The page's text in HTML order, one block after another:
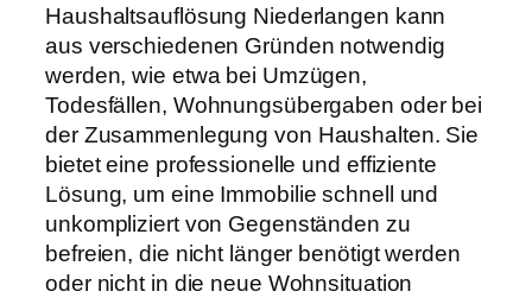
Haushaltsauflösung Niederlangen kann
aus verschiedenen Gründen notwendig
werden, wie etwa bei Umzügen,
Todesfällen, Wohnungsübergaben oder bei
der Zusammenlegung von Haushalten. Sie
bietet eine professionelle und effiziente
Lösung, um eine Immobilie schnell und
unkompliziert von Gegenständen zu
befreien, die nicht länger benötigt werden
oder nicht in die neue Wohnsituation